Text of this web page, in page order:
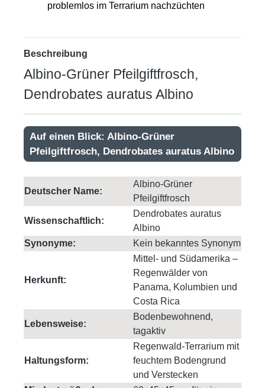
problemlos im Terrarium nachzüchten
Beschreibung
Albino-Grüner Pfeilgiftfrosch,
Dendrobates auratus Albino
Auf einen Blick: Albino-Grüner
Pfeilgiftfrosch, Dendrobates auratus Albino
Deutscher Name:
Albino-Grüner
Pfeilgiftfrosch
Wissenschaftlich:
Dendrobates auratus
Albino
Synonyme:
Kein bekanntes Synonym
Herkunft:
Mittel- und Südamerika –
Regenwälder von
Panama, Kolumbien und
Costa Rica
Lebensweise:
Bodenbewohnend,
tagaktiv
Haltungsform:
Regenwald-Terrarium mit
feuchtem Bodengrund
und Verstecken